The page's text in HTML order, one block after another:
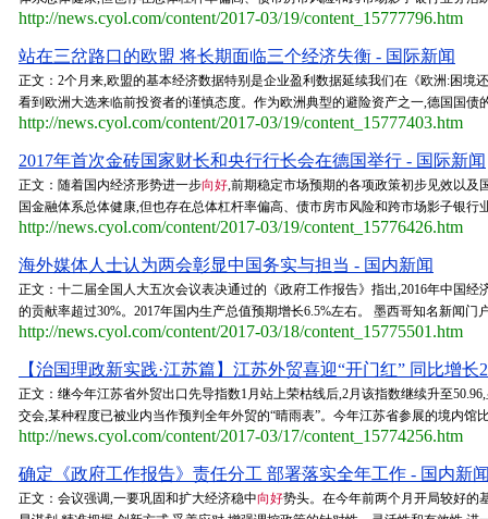
http://news.cyol.com/content/2017-03/19/content_15777796.htm
站在三岔路口的欧盟 将长期面临三个经济失衡 - 国际新闻
正文：2个月来,欧盟的基本经济数据特别是企业盈利数据延续我们在《欧洲:困境
看到欧洲大选来临前投资者的谨慎态度。作为欧洲典型的避险资产之一,德国国
http://news.cyol.com/content/2017-03/19/content_15777403.htm
2017年首次金砖国家财长和央行行长会在德国举行 - 国际新闻
正文：随着国内经济形势进一步向好,前期稳定市场预期的各项政策初步见效以及
国金融体系总体健康,但也存在总体杠杆率偏高、债市房市风险和跨市场影子银
http://news.cyol.com/content/2017-03/19/content_15776426.htm
海外媒体人士认为两会彰显中国务实与担当 - 国内新闻
正文：十二届全国人大五次会议表决通过的《政府工作报告》指出,2016年中国经
的贡献率超过30%。2017年国内生产总值预期增长6.5%左右。 墨西哥知名新闻
http://news.cyol.com/content/2017-03/18/content_15775501.htm
【治国理政新实践·江苏篇】江苏外贸喜迎“开门红” 同比增长
正文：继今年江苏省外贸出口先导指数1月站上荣枯线后,2月该指数继续升至
交会,某种程度已被业内当作预判全年外贸的“晴雨表”。今年江苏省参展的境内
http://news.cyol.com/content/2017-03/17/content_15774256.htm
确定《政府工作报告》责任分工 部署落实全年工作 - 国内新
正文：会议强调,一要巩固和扩大经济稳中向好势头。在今年前两个月开局较好的